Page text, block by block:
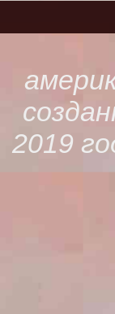
2019